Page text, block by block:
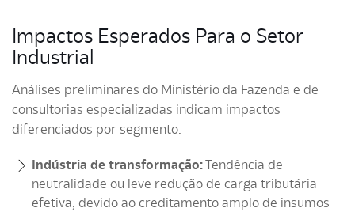
Impactos Esperados Para o Setor
Industrial
Análises preliminares do Ministério da Fazenda e de
consultorias especializadas indicam impactos
diferenciados por segmento:
Indústria de transformação:Tendência de
neutralidade ou leve redução de carga tributária
efetiva, devido ao creditamento amplo de insumos